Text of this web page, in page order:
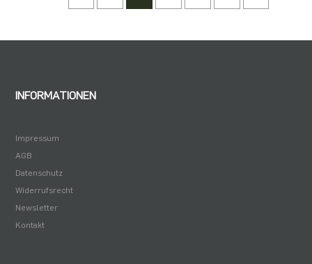
INFORMATIONEN
Impressum
AGB
Datenschutz
Widerrufsrecht
Newsletter
Kontakt